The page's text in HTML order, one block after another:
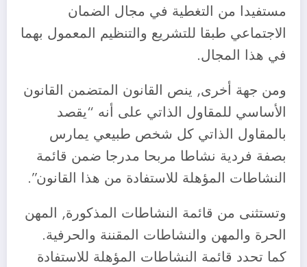
مستفيدا من التغطية في مجال الضمان
الاجتماعي طبقا للتشريع والتنظيم المعمول بهما
في هذا المجال.
ومن جهة أخرى, ينص القانون المتضمن القانون
الأساسي للمقاول الذاتي على أنه “يقصد
بالمقاول الذاتي كل شخص طبيعي يمارس
بصفة فردية نشاطا مربحا مدرجا ضمن قائمة
النشاطات المؤهلة للاستفادة من هذا القانون”.
وتستثنى من قائمة النشاطات المذكورة, المهن
الحرة والمهن والنشاطات المقننة والحرفية.
كما تحدد قائمة النشاطات المؤهلة للاستفادة